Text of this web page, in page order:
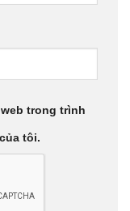
trong trình
tôi.